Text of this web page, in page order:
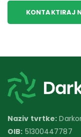
KONTAKTIRAJ
Naziv tvrtke:
OIB: 51300447787